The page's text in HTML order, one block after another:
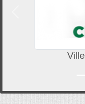
Ville de CHATILLON